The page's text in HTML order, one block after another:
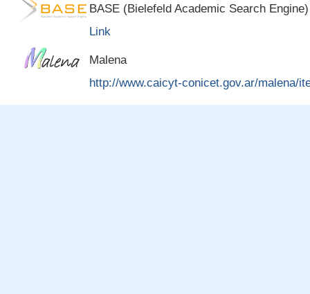
BASE (Bielefeld Academic Search Engine)
Link
Malena
http://www.caicyt-conicet.gov.ar/malena/